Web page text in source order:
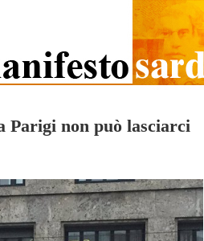
Parigi non può lasciarci